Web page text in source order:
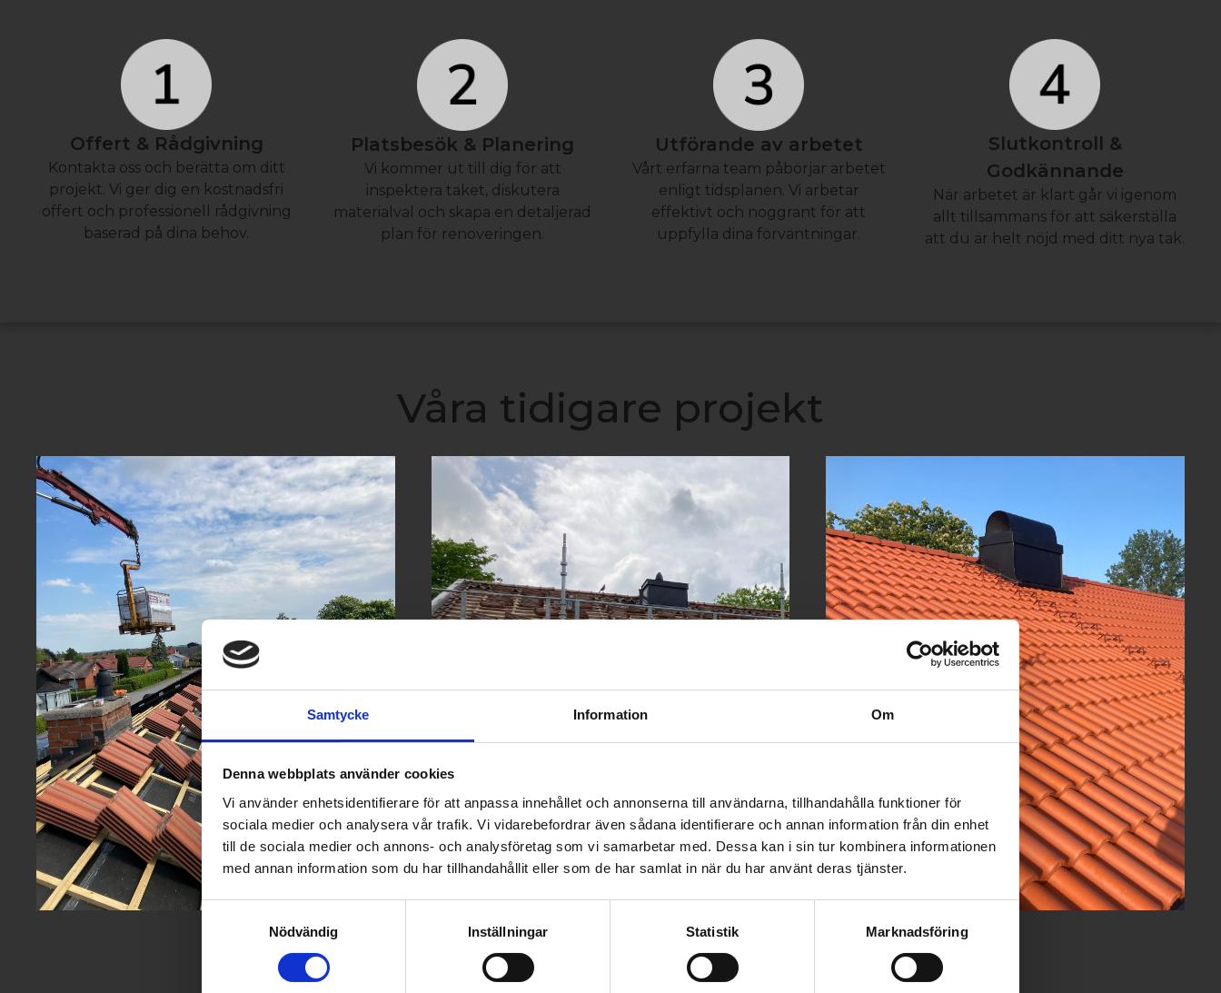
Samtycke Information Om
Denna webbplats använder cookies
Vi använder enhetsidentifierare för att anpassa innehållet och annonserna till användarna, tillhandahålla funktioner för
sociala medier och analysera vår trafik. Vi vidarebefordrar även sådana identifierare och annan information från din enhet
till de sociala medier och annons- och analysföretag som vi samarbetar med. Dessa kan i sin tur kombinera informationen
med annan information som du har tillhandahållit eller som de har samlat in när du har använt deras tjänster.
Samtyckesval
Nödvändig
Inställningar Statistik Marknadsföring
Offert & Rådgivning
Kontakta oss och berätta om ditt
projekt. Vi ger dig en kostnadsfri
offert och professionell rådgivning
baserad på dina behov.
Platsbesök & Planering
Vi kommer ut till dig för att
inspektera taket, diskutera
materialval och skapa en detaljerad
plan för renoveringen.
Utförande av arbetet
Vårt erfarna team påbörjar arbetet
enligt tidsplanen. Vi arbetar
effektivt och noggrant för att
uppfylla dina förväntningar.
Slutkontroll &
Godkännande
När arbetet är klart går vi igenom
allt tillsammans för att säkerställa
att du är helt nöjd med ditt nya tak.
Våra tidigare projekt
Skaffa ditt drömtak idag!